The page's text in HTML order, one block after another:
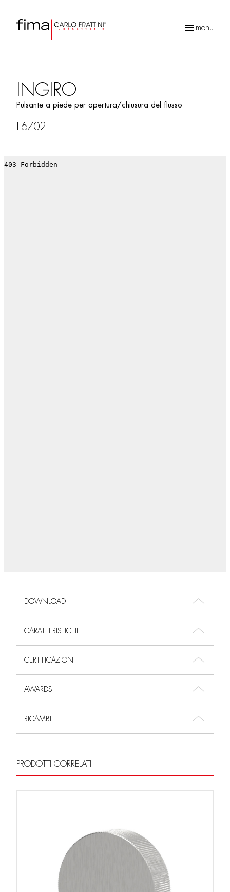
menu
INGIRO
Pulsante a piede per apertura/chiusura del flusso
F6702
DOWNLOAD
CARATTERISTICHE
CERTIFICAZIONI
AWARDS
RICAMBI
PRODOTTI CORRELATI